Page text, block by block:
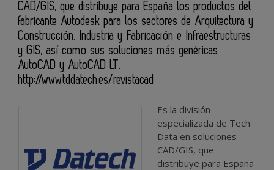
CAD/GIS, que distribuye para España los productos del
fabricante Autodesk para los sectores de Arquitectura y
Construcción, Industria y Fabricación e Infraestructuras
y GIS, así como sus soluciones más genéricas
AutoCAD y AutoCAD LT.
http://www.tddatech.es/revistacad
Es la división
especializada de Tech
Data en soluciones
CAD/GIS, que
distribuye para España